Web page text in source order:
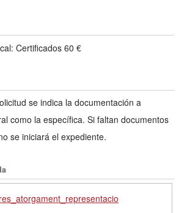
Certificados 60 €
se indica la documentación a
como la específica. Si faltan documentos
se iniciará el expediente.